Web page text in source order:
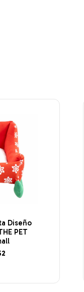
Diseño
PET